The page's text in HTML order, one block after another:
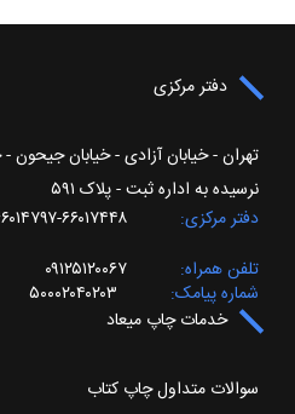
دفتر مرکزی
تهران - خیابان آزادی - خیابان جیحون
نرسیده به اداره ثبت - پلاک ۵۹۱
دفتر مرکزی
۶۶۰۱۷۴۴۸-۶۶۰۱۴۷۹۷
تلفن همراه
۰۹۱۲۵۱۲۰۰۶۷
شماره پیامک
۵۰۰۰۲۰۴۰۲۰۳
خدمات چاپ میعاد
سوالات متداول چاپ کتاب